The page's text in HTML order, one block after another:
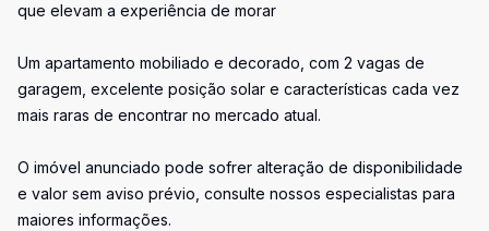
que elevam a experiência de morar
Um apartamento mobiliado e decorado, com 2 vagas de
garagem, excelente posição solar e características cada vez
mais raras de encontrar no mercado atual.
O imóvel anunciado pode sofrer alteração de disponibilidade
e valor sem aviso prévio, consulte nossos especialistas para
maiores informações.